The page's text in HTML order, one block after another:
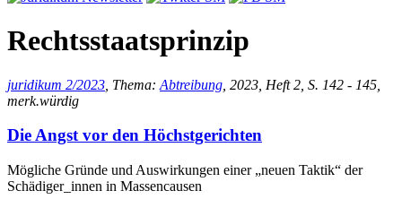
Rechtsstaatsprinzip
juridikum 2/2023 , Thema: Abtreibung , 2023, Heft 2, S. 142 - 145,
merk.würdig
Die Angst vor den Höchstgerichten
Mögliche Gründe und Auswirkungen einer „neuen Taktik“ der
Schädiger_innen in Massencausen